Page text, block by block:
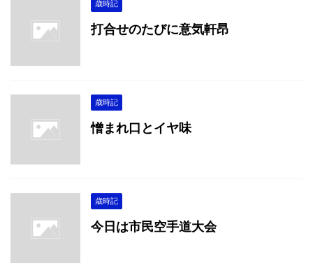
歳時記
打合せのたびに意気軒昂
歳時記
憎まれ口とイヤ味
歳時記
今日は市民空手道大会